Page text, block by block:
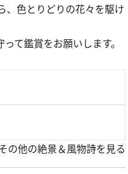
、色とりどりの花々を駆け
て鑑賞をお願いします。
の他の絶景＆風物詩を見る